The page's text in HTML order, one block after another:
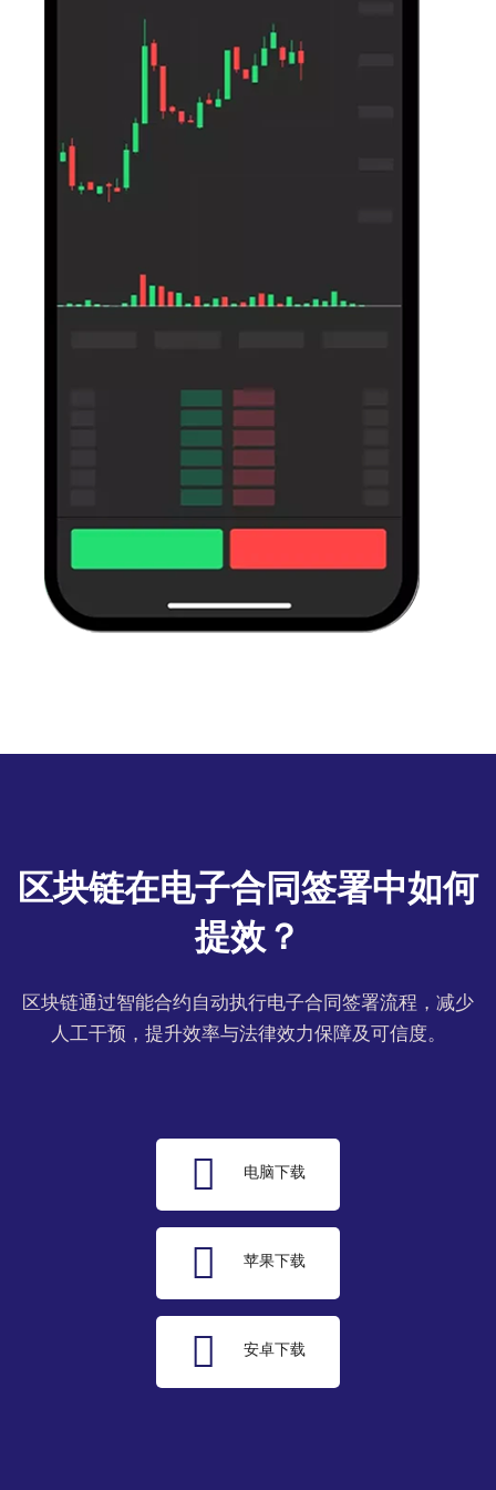
区块链在电子合同签署中如何
提效？
区块链通过智能合约自动执行电子合同签署流程，减少
人工干预，提升效率与法律效力保障及可信度。
电脑下载
苹果下载
安卓下载